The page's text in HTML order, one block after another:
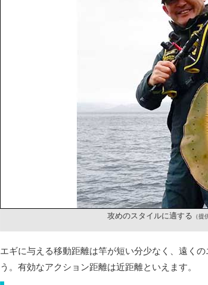
攻めのスタイルに適する （提
エギに与える移動距離は竿が短い分少なく、遠く
う。有効なアクション距離は近距離といえます。